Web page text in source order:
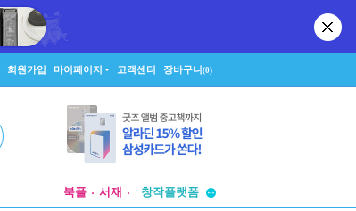
회원가입 마이페이지 고객센터 장바구니(0)
북플 서재
창작플랫폼